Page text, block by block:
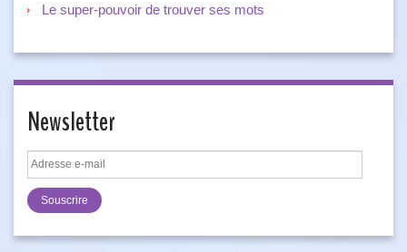
Le super-pouvoir de trouver ses mots
Newsletter
Adresse
e-
mail